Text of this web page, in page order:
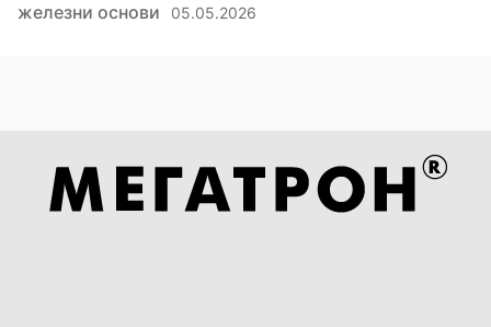
железни основи
05.05.2026